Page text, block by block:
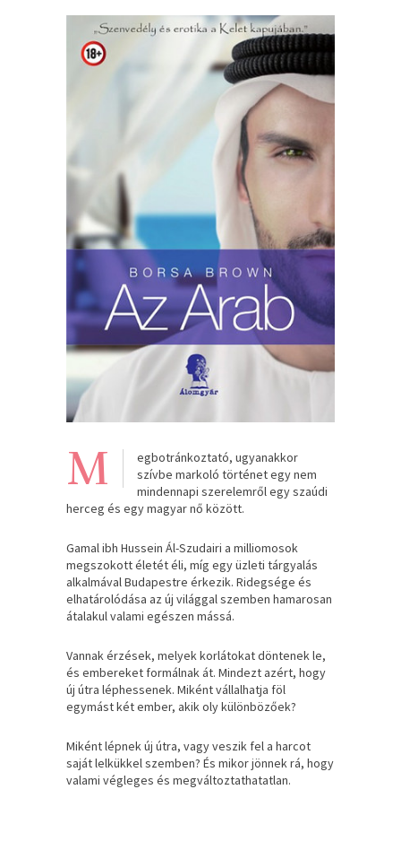
M
egbotránkoztató, ugyanakkor
szívbe markoló történet egy nem
mindennapi szerelemről egy szaúdi
herceg és egy magyar nő között.
Gamal ibh Hussein Ál-Szudairi a milliomosok
megszokott életét éli, míg egy üzleti tárgyalás
alkalmával Budapestre érkezik. Ridegsége és
elhatárolódása az új világgal szemben hamarosan
átalakul valami egészen mássá.
Vannak érzések, melyek korlátokat döntenek le,
és embereket formálnak át. Mindezt azért, hogy
új útra léphessenek. Miként vállalhatja föl
egymást két ember, akik oly különbözőek?
Miként lépnek új útra, vagy veszik fel a harcot
saját lelkükkel szemben? És mikor jönnek rá, hogy
valami végleges és megváltoztathatatlan.